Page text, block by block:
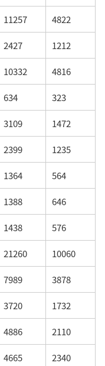
11257 4822
2427 1212
10332 4816
634 323
3109 1472
2399 1235
1364 564
1388 646
1438 576
21260 10060
7989 3878
3720 1732
4886 2110
4665 2340